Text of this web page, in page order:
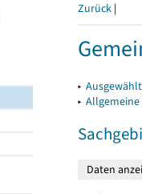
Zurück |
▸
▸